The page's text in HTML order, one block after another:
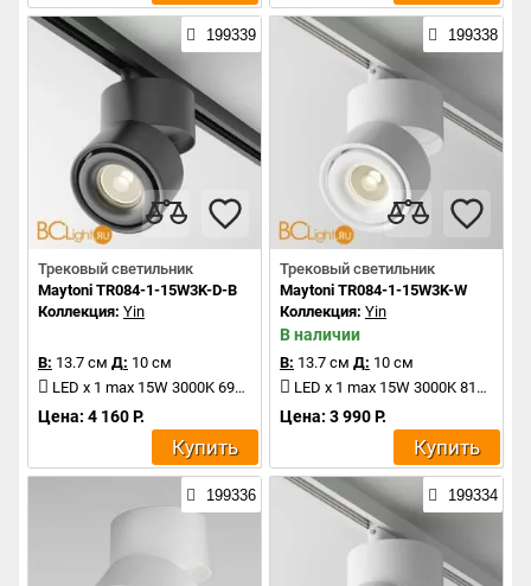
199339
Трековый светильник
Maytoni TR084-1-15W3K-D-B
Коллекция: Yin
В: 13.7 см Д: 10 см
LED x 1 max 15W 3000K 690Lm
Цена: 4 160 Р.
Купить
199338
Трековый светильник
Maytoni TR084-1-15W3K-W
Коллекция: Yin
В наличии
В: 13.7 см Д: 10 см
LED x 1 max 15W 3000K 810Lm
Цена: 3 990 Р.
Купить
199336 199334